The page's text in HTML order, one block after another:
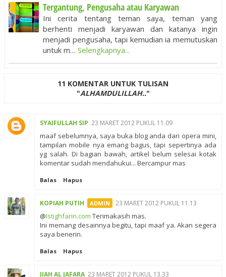
Tergantung, Pengusaha atau Karyawan
Ini cerita tentang teman saya, teman yang
berhenti menjadi karyawan dan katanya ingin
menjadi pengusaha, tapi kemudian ia memutuskan
untuk m… Selengkapnya...
11 KOMENTAR UNTUK TULISAN
"ALHAMDULILLAH.."
SYAIFULLAH SIP 23 MARET 2012 PUKUL 11.09
maaf sebelumnya, saya buka blog anda dari opera mini,
tampilan mobile nya emang bagus, tapi sepertinya ada
yg salah. Di bagian bawah, artikel belum selesai kotak
komentar sudah mendahukui... Bercampur mas
Balas Hapus
KOPIAH PUTIH 23 MARET 2012 PUKUL 11.13
@Istighfarin.com Terimakasih mas.
Ini memang desainnya begitu, tapi maaf ya. Akan segera
saya benerin.
Balas Hapus
JIAH AL JAFARA 23 MARET 2012 PUKUL 13.33